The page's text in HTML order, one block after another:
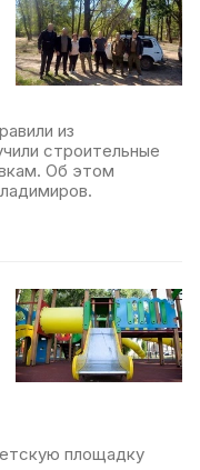
из
строительные
Об этом
площадку